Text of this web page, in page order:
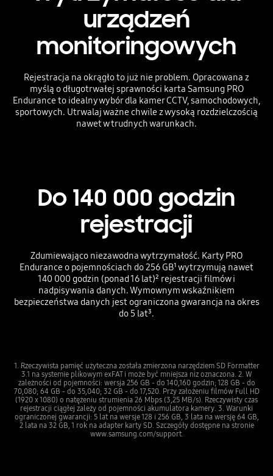
urządzeń
monitoringowych
Rejestracja na okrągło to już nie problem. Opracowana z
myślą o długotrwałej sprawności karta Samsung PRO
Endurance to idealny wybór dla kamer CCTV, samochodowych,
sportowych. Utrwalaj ważne chwile z wysoką rozdzielczością
nawet w trudnych warunkach.
Do 140 000 godzin
rejestracji
Zdumiewająco niezawodna wytrzymałość. Karty PRO
Endurance o pojemnościach do 256 GB¹ wytrzymują nawet
140 000 godzin (ponad 16 lat)² rejestracji filmów i
nadpisywania danych. Wymownym wskaźnikiem
bezpieczeństwa danych jest ograniczona gwarancja na okres
do 5 lat³.
1. Rzeczywista pamięć użyteczna została zmierzona narzędziem SD Formatter
3.1 na systemie plikowym exFAT i może być mniejsza niz oznaczona. 2. W
zależności od pojemności: wersja 256 GB - do 140,160 godzin; 128 GB - do
70,080; 64 GB - do 35,040; 32 GB - do 17,520. Przy założeniu filmów Full HD
(1920 x 1080) o natężeniu strumienia 26 Mbps (3,25 MB/s). Rzeczywisty czas
rejestracji ciągłej zależy od pojemności akumulatora kamery. 3. Warunki
ograniczonej gwarancji: 5 lat na wersje 128 i 256 GB, 3 lata na wersję 64 GB,
2 lata na 32 GB, 1 rok na adapter karty SD. Szczegóły dostępne na stronie
www.samsung.com/support.